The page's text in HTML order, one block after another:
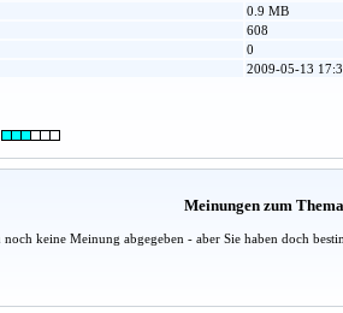
0.9 MB
608
0
2009-05-13
Meinungen zum Thema
keine Meinung abgegeben - aber Sie haben doch